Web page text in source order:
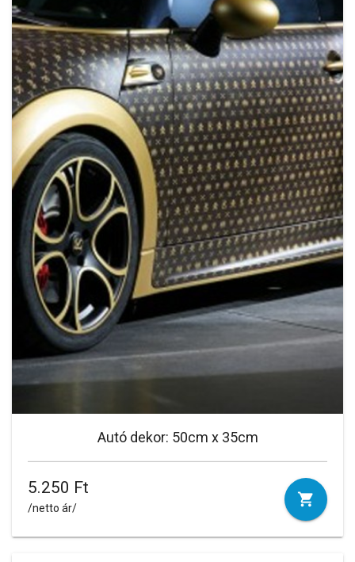
Autó dekor: 50cm x 35cm
5.250 Ft
/netto ár/